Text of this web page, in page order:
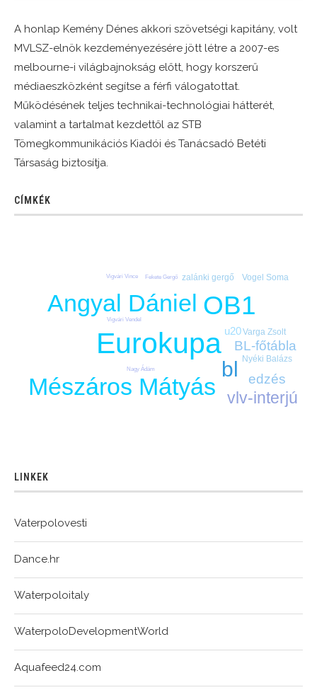
A honlap Kemény Dénes akkori szövetségi kapitány, volt
MVLSZ-elnök kezdeményezésére jött létre a 2007-es
melbourne-i világbajnokság előtt, hogy korszerű
médiaeszközként segítse a férfi válogatottat.
Működésének teljes technikai-technológiai hátterét,
valamint a tartalmat kezdettől az STB
Tömegkommunikációs Kiadói és Tanácsadó Betéti
Társaság biztosítja.
CÍMKÉK
Eurokupa
OB1
Angyal Dániel
Mészáros Mátyás
bl
vlv-interjú
BL-főtábla
edzés
u20
Nyéki Balázs
Varga Zsolt
Vogel Soma
zalánki gergő
Fekete Gergő
Nagy Ádám
Vigvári Vendel
Vigvári Vince
LINKEK
Vaterpolovesti
Dance.hr
Waterpoloitaly
WaterpoloDevelopmentWorld
Aquafeed24.com